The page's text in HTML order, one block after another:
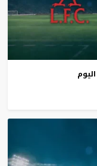
اليوم